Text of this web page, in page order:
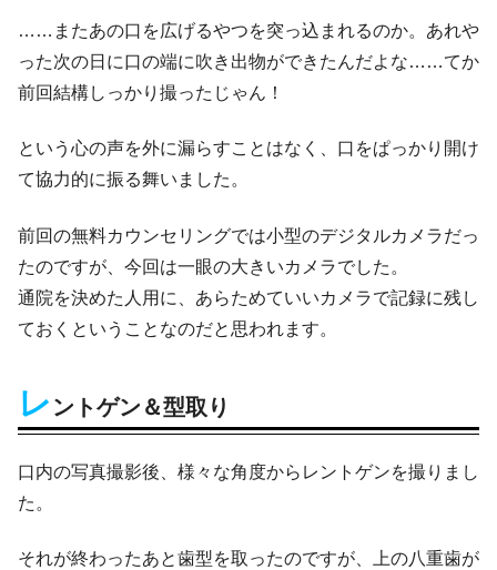
……またあの口を広げるやつを突っ込まれるのか。あれや
った次の日に口の端に吹き出物ができたんだよな……てか
前回結構しっかり撮ったじゃん！
という心の声を外に漏らすことはなく、口をぱっかり開け
て協力的に振る舞いました。
前回の無料カウンセリングでは小型のデジタルカメラだっ
たのですが、今回は一眼の大きいカメラでした。
通院を決めた人用に、あらためていいカメラで記録に残し
ておくということなのだと思われます。
レ ントゲン＆型取り
口内の写真撮影後、様々な角度からレントゲンを撮りまし
た。
それが終わったあと歯型を取ったのですが、上の八重歯が